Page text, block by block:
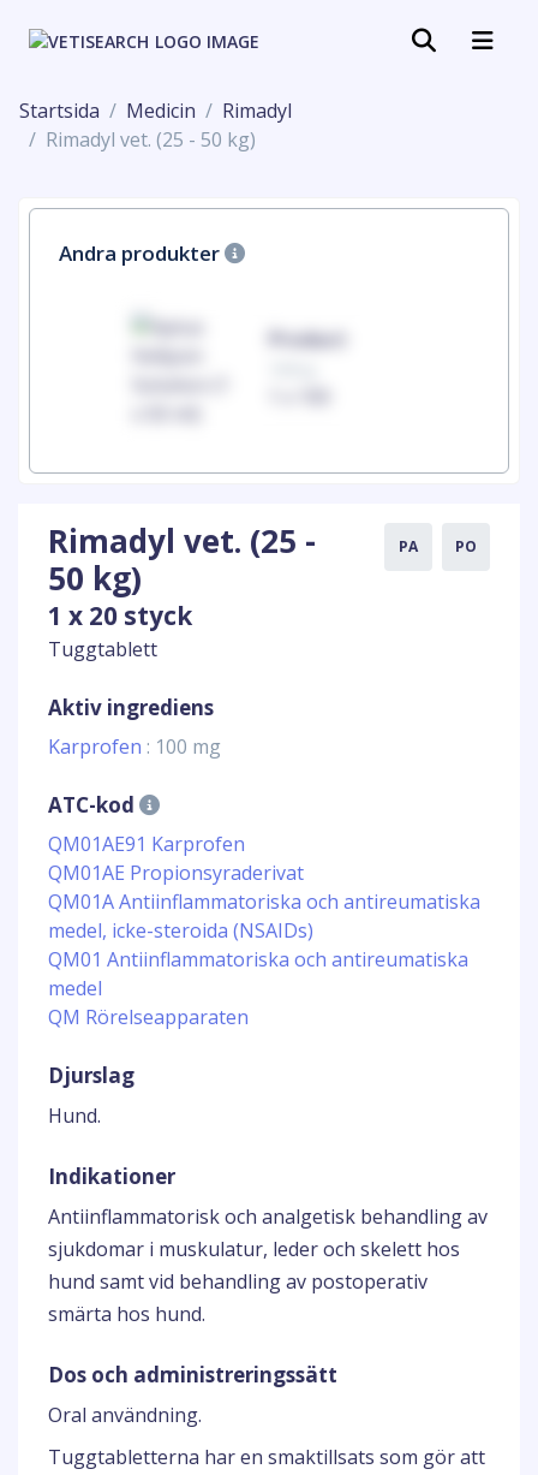
Startsida Medicin
Rimadyl
Rimadyl vet. (25 - 50 kg)
Andra produkter
Product
Rimadyl vet. (25 -
50 kg)
1 x 20 styck
Tuggtablett
PA PO
Aktiv ingrediens
Karprofen : 100 mg
ATC-kod
QM01AE91 Karprofen
QM01AE Propionsyraderivat
QM01A Antiinflammatoriska och antireumatiska
medel, icke-steroida (NSAIDs)
QM01 Antiinflammatoriska och antireumatiska
medel
QM Rörelseapparaten
Djurslag
Hund.
Indikationer
Antiinflammatorisk och analgetisk behandling av
sjukdomar i muskulatur, leder och skelett hos
hund samt vid behandling av postoperativ
smärta hos hund.
Dos och administreringssätt
Oral användning.
Tuggtabletterna har en smaktillsats som gör att